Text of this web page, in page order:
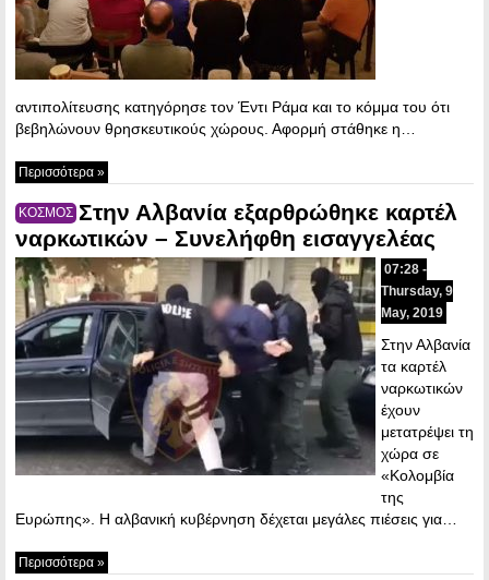
αντιπολίτευσης κατηγόρησε τον Έντι Ράμα και το κόμμα του ότι
βεβηλώνουν θρησκευτικούς χώρους. Αφορμή στάθηκε η…
Περισσότερα »
ΚΟΣΜΟΣ Στην Αλβανία εξαρθρώθηκε καρτέλ
ναρκωτικών – Συνελήφθη εισαγγελέας
07:28 -
Thursday, 9
May, 2019
Στην Αλβανία
τα καρτέλ
ναρκωτικών
έχουν
μετατρέψει τη
χώρα σε
«Κολομβία
της
Ευρώπης». Η αλβανική κυβέρνηση δέχεται μεγάλες πιέσεις για…
Περισσότερα »